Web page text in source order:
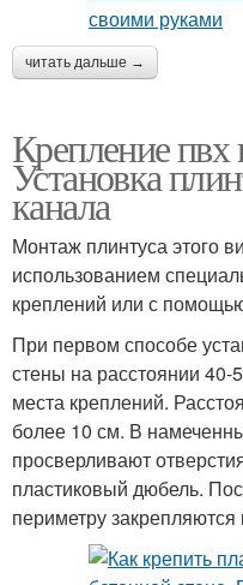
читать дальше →
Крепление пвх
Установка
канала
Монтаж плинтуса этого
использованием
креплений или с
При первом способе
стены на расстоянии 40-
места креплений.
более 10 см. В
просверливают
пластиковый дюбель.
периметру